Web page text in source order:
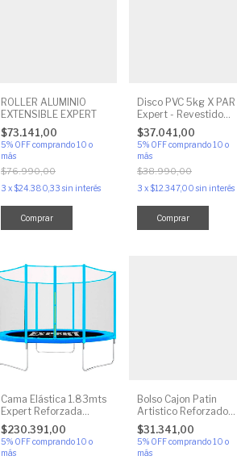
ROLLER ALUMINIO
EXTENSIBLE EXPERT
$73.141,00
5% OFFcomprando 10 o
más
$76.990,00
3 x$24.380,33 sin interés
Comprar
Disco PVC 5kg X PAR
Expert - Revestido
Para Pesa, Mancuerna,
Barra, No Oxida
$37.041,00
5% OFFcomprando 10 o
más
$38.990,00
3 x$12.347,00 sin interés
Cama Elástica 1.83mts
Expert Reforzada
Incluye Red Perimetral
y Cobertor de Resortes
$230.391,00
5% OFFcomprando 10 o
más
Bolso Cajon Patin
Artistico Reforzado
Alforja Colores
$31.341,00
5% OFFcomprando 10 o
más